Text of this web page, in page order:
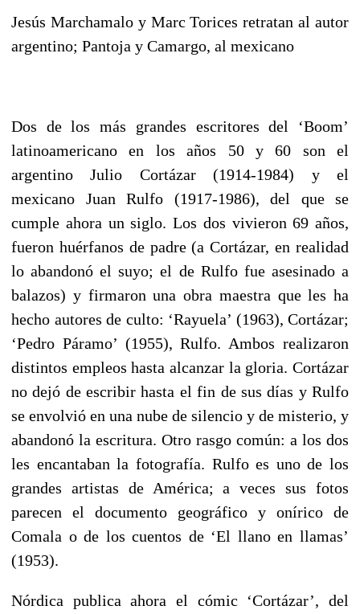
Jesús Marchamalo y Marc Torices retratan al autor
argentino; Pantoja y Camargo, al mexicano
Dos de los más grandes escritores del ‘Boom’
latinoamericano en los años 50 y 60 son el
argentino Julio Cortázar (1914-1984) y el
mexicano Juan Rulfo (1917-1986), del que se
cumple ahora un siglo. Los dos vivieron 69 años,
fueron huérfanos de padre (a Cortázar, en realidad
lo abandonó el suyo; el de Rulfo fue asesinado a
balazos) y firmaron una obra maestra que les ha
hecho autores de culto: ‘Rayuela’ (1963), Cortázar;
‘Pedro Páramo’ (1955), Rulfo. Ambos realizaron
distintos empleos hasta alcanzar la gloria. Cortázar
no dejó de escribir hasta el fin de sus días y Rulfo
se envolvió en una nube de silencio y de misterio, y
abandonó la escritura. Otro rasgo común: a los dos
les encantaban la fotografía. Rulfo es uno de los
grandes artistas de América; a veces sus fotos
parecen el documento geográfico y onírico de
Comala o de los cuentos de ‘El llano en llamas’
(1953).
Nórdica publica ahora el cómic ‘Cortázar’, del